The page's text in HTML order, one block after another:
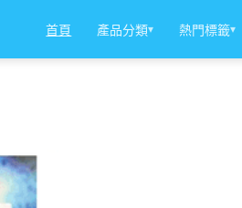
首頁 產品分類▾ 熱門標籤▾